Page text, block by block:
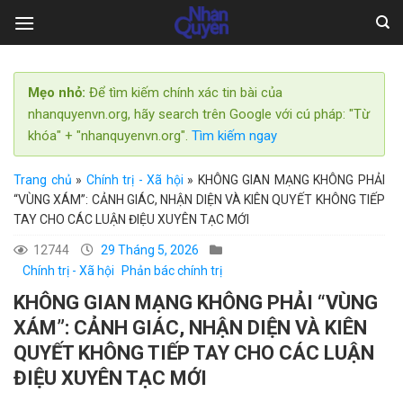
Mẹo nhỏ: Để tìm kiếm chính xác tin bài của
nhanquyenvn.org, hãy search trên Google với cú pháp: "Từ
khóa" + "nhanquyenvn.org". Tìm kiếm ngay
Trang chủ » Chính trị - Xã hội » KHÔNG GIAN MẠNG KHÔNG PHẢI
“VÙNG XÁM”: CẢNH GIÁC, NHẬN DIỆN VÀ KIÊN QUYẾT KHÔNG TIẾP
TAY CHO CÁC LUẬN ĐIỆU XUYÊN TẠC MỚI
12744
29 Tháng 5, 2026
Chính trị - Xã hội
Phản bác chính trị
KHÔNG GIAN MẠNG KHÔNG PHẢI “VÙNG
XÁM”: CẢNH GIÁC, NHẬN DIỆN VÀ KIÊN
QUYẾT KHÔNG TIẾP TAY CHO CÁC LUẬN
ĐIỆU XUYÊN TẠC MỚI